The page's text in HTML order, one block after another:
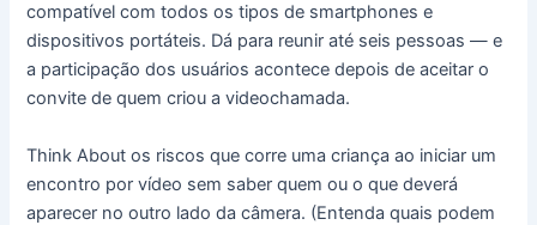
compatível com todos os tipos de smartphones e
dispositivos portáteis. Dá para reunir até seis pessoas — e
a participação dos usuários acontece depois de aceitar o
convite de quem criou a videochamada.
Think About os riscos que corre uma criança ao iniciar um
encontro por vídeo sem saber quem ou o que deverá
aparecer no outro lado da câmera. (Entenda quais podem